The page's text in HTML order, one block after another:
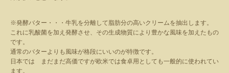
※発酵バター・・・牛乳を分離して脂肪分の高いクリームを抽出します。
これに乳酸菌を加え発酵させ、その生成物質により豊かな風味を加えたもの
です。
通常のバターよりも風味が格段にいいのが特徴です。
日本では まだまだ高価ですが欧米では食卓用としても一般的に使われてい
ます。